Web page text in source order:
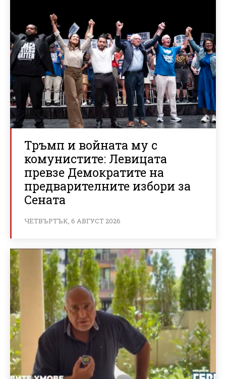
Тръмп и войната му с
комунистите: Левицата
превзе Демократите на
предварителните избори за
Сената
ЧЕТВЪРТЪК, 6 АВГУСТ 2026